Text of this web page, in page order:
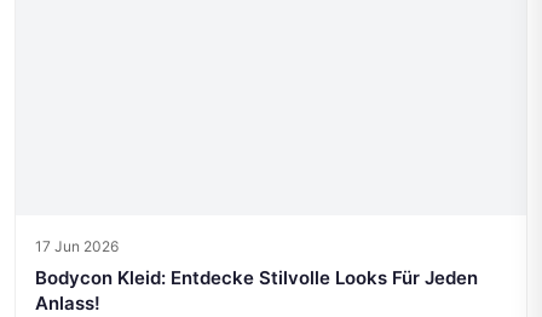
17 Jun 2026
Bodycon Kleid: Entdecke Stilvolle Looks Für Jeden
Anlass!